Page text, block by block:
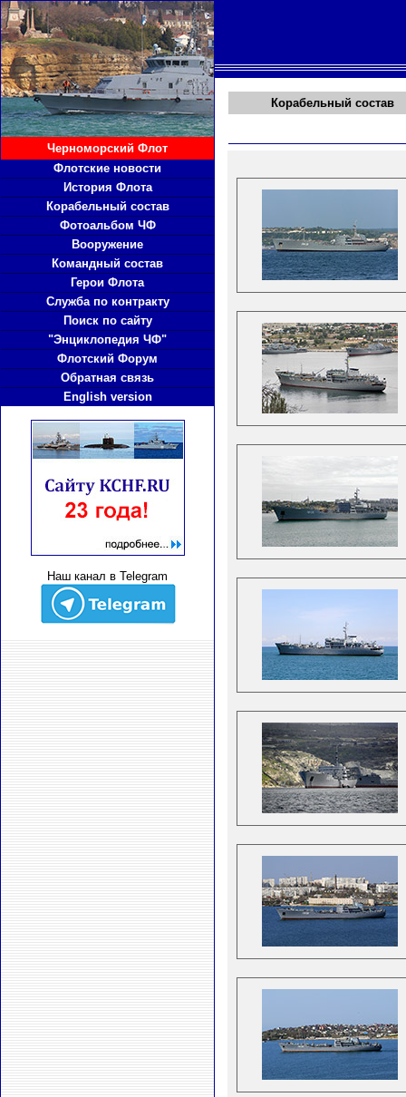
Черноморский Флот
Флотские новости
История Флота
Корабельный состав
Фотоальбом ЧФ
Вооружение
Командный состав
Герои Флота
Служба по контракту
Поиск по сайту
"Энциклопедия ЧФ"
Флотский Форум
Обратная связь
English version
Наш канал в Telegram
Корабельный состав